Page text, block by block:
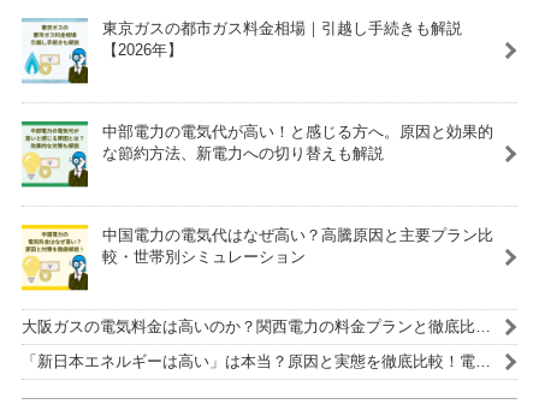
東京ガスの都市ガス料金相場｜引越し手続きも解説
【2026年】
中部電力の電気代が高い！と感じる方へ。原因と効果的
な節約方法、新電力への切り替えも解説
中国電力の電気代はなぜ高い？高騰原因と主要プラン比
較・世帯別シミュレーション
大阪ガスの電気料金は高いのか？関西電力の料金プランと徹底比
較！
「新日本エネルギーは高い」は本当？原因と実態を徹底比較！電気
代を安くする解決策も紹介